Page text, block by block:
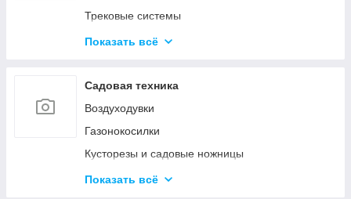
Трековые системы
Светодиодные линейные светильники
Настольные лампы
Наружное и промышленное освещение
Светодиодные фонарики
Светодиодные ленты
Умное освещение
Показать всё
Садовая техника
Воздуходувки
Газонокосилки
Кусторезы и садовые ножницы
Пилы цепные
Показать всё